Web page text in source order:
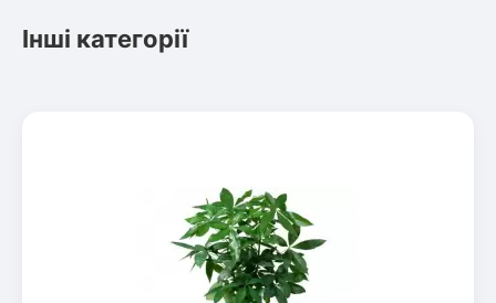
Інші категорії